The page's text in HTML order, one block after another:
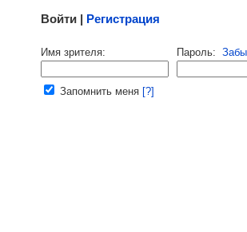
Войти | Регистрация
Имя зрителя: Пароль:
Запомнить меня [?]